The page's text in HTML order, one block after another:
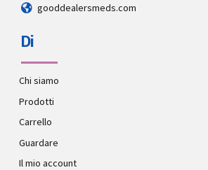
gooddealersmeds.com
Di
Chi siamo
Prodotti
Carrello
Guardare
Il mio account